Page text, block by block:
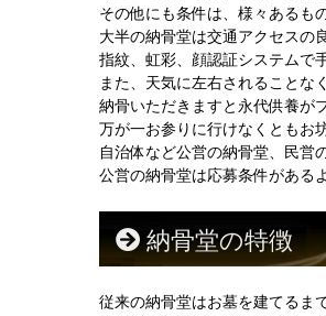
その他にも条件は、様々あるも
大半の納骨堂は交通アクセスの
指紋、虹彩、顔認証システムで
また、天気に左右されることな
納骨いただきますと永代供養が
万が一お参りに行けなくともお
自治体など公営の納骨堂、民営
公営の納骨堂は応募条件がある
納骨堂の特徴
従来の納骨堂はお墓を建てるま